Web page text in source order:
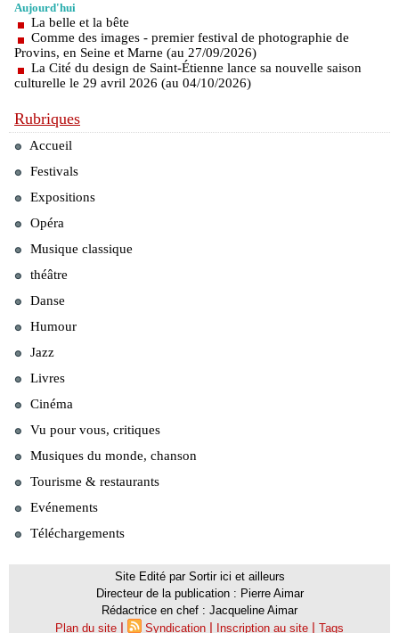
Aujourd'hui
La belle et la bête
Comme des images - premier festival de photographie de
Provins, en Seine et Marne (au 27/09/2026)
La Cité du design de Saint-Étienne lance sa nouvelle saison
culturelle le 29 avril 2026 (au 04/10/2026)
Rubriques
Accueil
Festivals
Expositions
Opéra
Musique classique
théâtre
Danse
Humour
Jazz
Livres
Cinéma
Vu pour vous, critiques
Musiques du monde, chanson
Tourisme & restaurants
Evénements
Téléchargements
Site Edité par Sortir ici et ailleurs
Directeur de la publication : Pierre Aimar
Rédactrice en chef : Jacqueline Aimar
Plan du site | Syndication | Inscription au site | Tags